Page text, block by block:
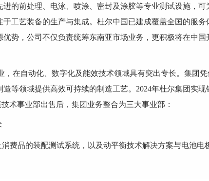
的前处理、电泳、喷涂、密封及涂胶等专业测试设施，可
工艺装备的生产与集成。杜尔中国已建成覆盖全国的服
势，公司不仅负责统筹东南亚市场业务，更积极将在中国
在自动化、数字化及能效技术领域具有突出专长。集团
等领域提供高效可持续的制造工艺。2024年杜尔集团实现
术事业部出售后，集团业务整合为三大事业部：
费品的装配测试系统，以及动平衡技术解决方案与电池电